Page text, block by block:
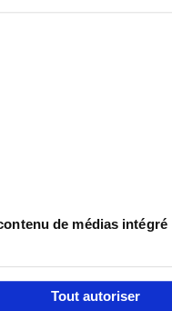
de médias intégré
Tout autoriser
Digital
completely